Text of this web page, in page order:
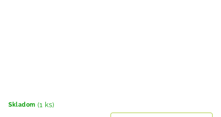
Skladom (1 ks)